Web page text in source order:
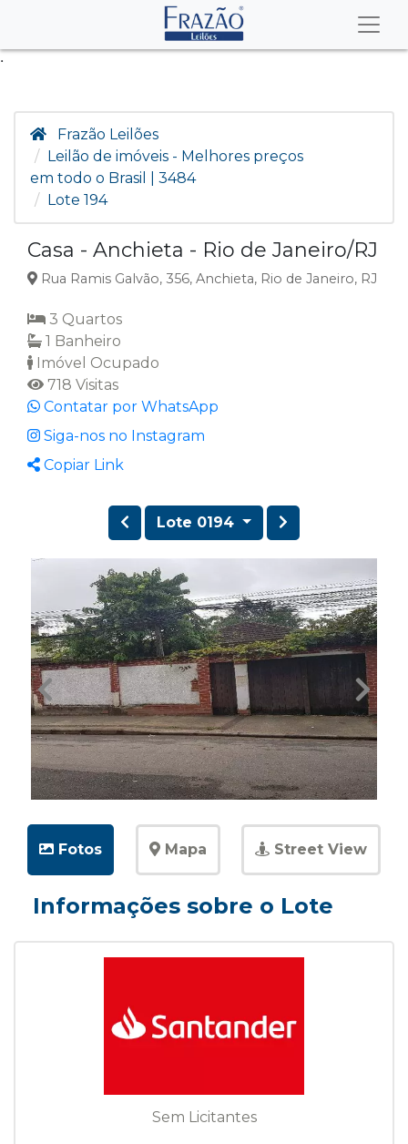
.
Frazão Leilões
Leilão de imóveis - Melhores preços
em todo o Brasil | 3484
Lote 194
Casa - Anchieta - Rio de Janeiro/RJ
Rua Ramis Galvão, 356, Anchieta, Rio de Janeiro, RJ
3 Quartos
1 Banheiro
Imóvel Ocupado
718 Visitas
Contatar por WhatsApp
Siga-nos no Instagram
Copiar Link
Lote 0194
Fotos Mapa Street View
Informações sobre o Lote
Sem Licitantes